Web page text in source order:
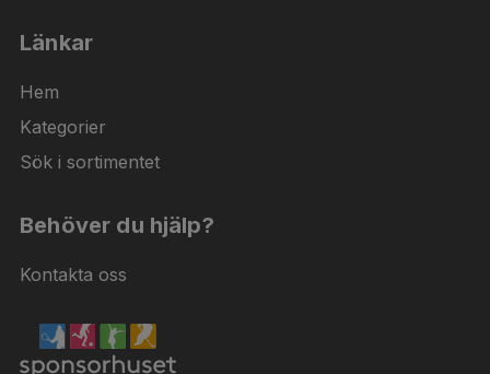
Länkar
Hem
Kategorier
Sök i sortimentet
Behöver du hjälp?
Kontakta oss